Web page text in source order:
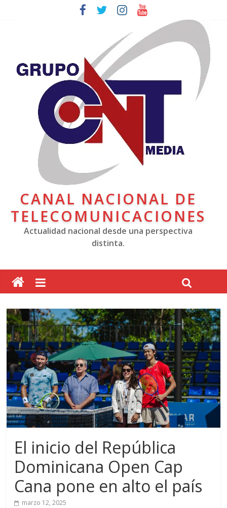
CANAL NACIONAL DE
TELECOMUNICACIONES
Actualidad nacional desde una perspectiva
distinta.
El inicio del República
Dominicana Open Cap
Cana pone en alto el país
marzo 12, 2025